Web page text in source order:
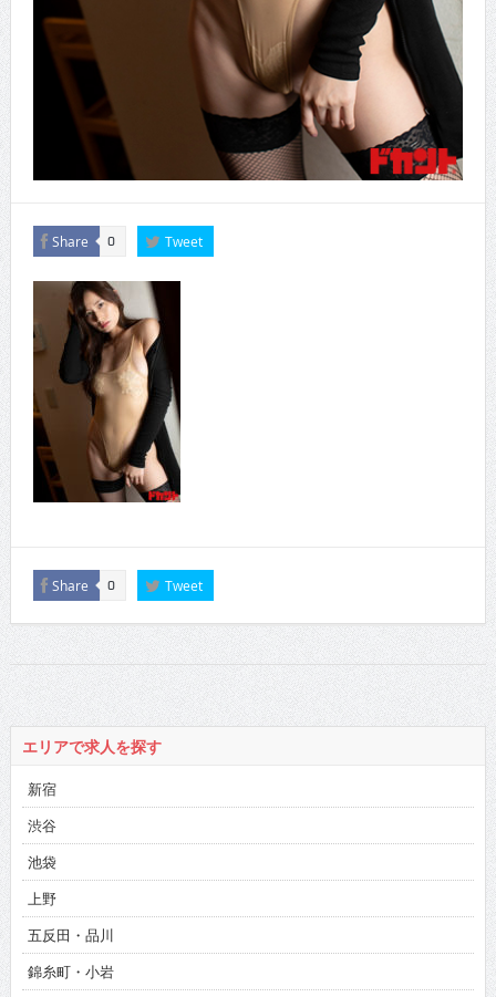
Share 0 Tweet
Share 0 Tweet
エリアで求人を探す
新宿
渋谷
池袋
上野
五反田・品川
錦糸町・小岩